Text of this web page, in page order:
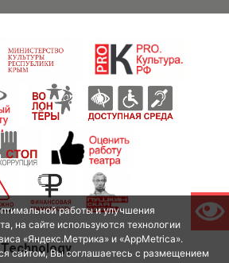
работы и улучшения
на сайте используются технологии
«Яндекс.Метрика» и «AppMetrica».
сайтом, Вы соглашаетесь с размещением